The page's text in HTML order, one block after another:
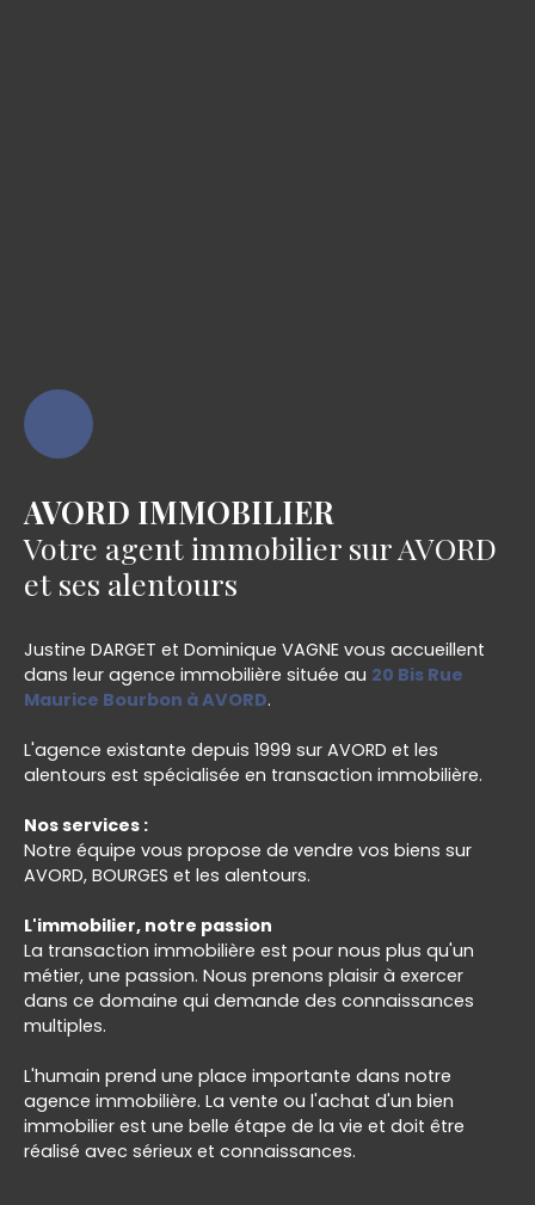
AVORD IMMOBILIER
Votre agent immobilier sur AVORD
et ses alentours
Justine DARGET et Dominique VAGNE vous accueillent
dans leur agence immobilière située au 20 Bis Rue
Maurice Bourbon à AVORD.
L'agence existante depuis 1999 sur AVORD et les
alentours est spécialisée en transaction immobilière.
Nos services :
Notre équipe vous propose de vendre vos biens sur
AVORD, BOURGES et les alentours.
L'immobilier, notre passion
La transaction immobilière est pour nous plus qu'un
métier, une passion. Nous prenons plaisir à exercer
dans ce domaine qui demande des connaissances
multiples.
L'humain prend une place importante dans notre
agence immobilière. La vente ou l'achat d'un bien
immobilier est une belle étape de la vie et doit être
réalisé avec sérieux et connaissances.